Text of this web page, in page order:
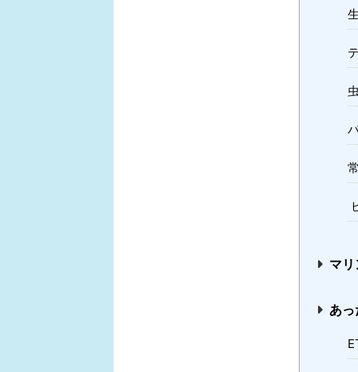
マ
あ